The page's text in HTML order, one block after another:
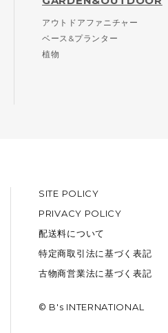
アウトドアファニチャー
ベース&プランター
植物
SITE POLICY
PRIVACY POLICY
配送料について
特定商取引法に基づく表記
古物商営業法に基づく表記
© B's INTERNATIONAL